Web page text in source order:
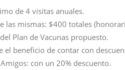
de 4 visitas anuales.
las mismas: $400 totales
Plan de Vacunas propuesto.
el beneficio de contar con
con un 20% descuento.